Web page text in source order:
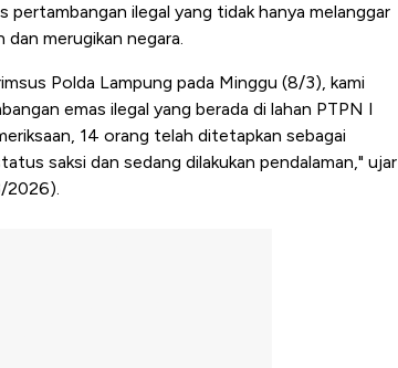
ilegal yang tidak hanya melanggar
merugikan negara.
Polda Lampung pada Minggu (8/3), kami
emas ilegal yang berada di lahan PTPN I
14 orang telah ditetapkan sebagai
saksi dan sedang dilakukan pendalaman," ujar
2026).